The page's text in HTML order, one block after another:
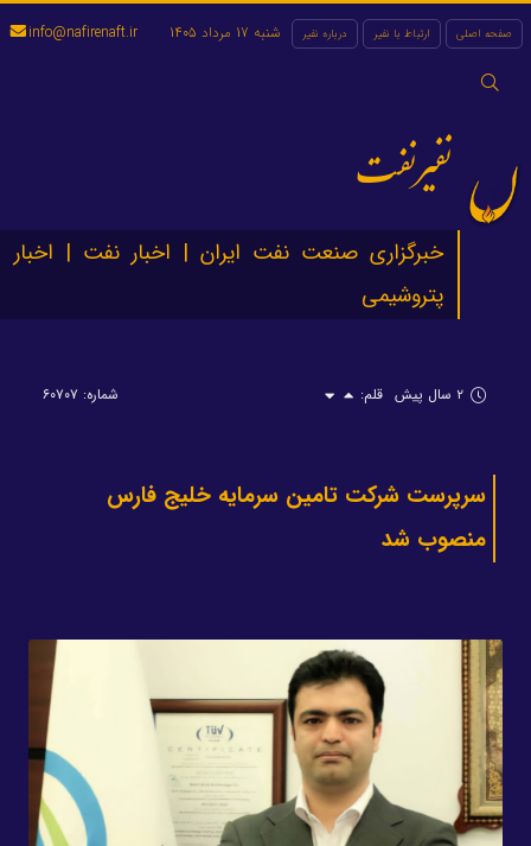
صفحه اصلی ارتباط با نفیر درباره نفیر
جستجو
شنبه 17 مرداد 1405 info@nafirenaft.ir
نفیرنفت
خبرگزاری صنعت نفت ایران | اخبار نفت | اخبار
پتروشیمی
۲ سال پیش قلم: شماره: ۶۰۷۰۷
سرپرست شرکت تامین سرمایه خلیج فارس
منصوب شد